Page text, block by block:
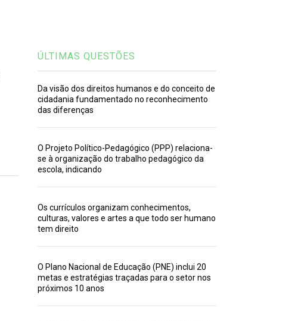
ÚLTIMAS QUESTÕES
Da visão dos direitos humanos e do conceito de
cidadania fundamentado no reconhecimento
das diferenças
O Projeto Político-Pedagógico (PPP) relaciona-
se à organização do trabalho pedagógico da
escola, indicando
Os currículos organizam conhecimentos,
culturas, valores e artes a que todo ser humano
tem direito
O Plano Nacional de Educação (PNE) inclui 20
metas e estratégias traçadas para o setor nos
próximos 10 anos